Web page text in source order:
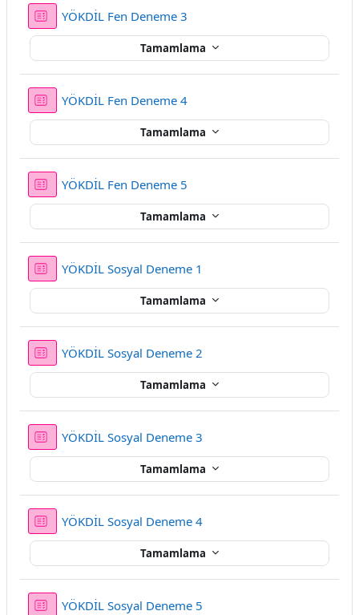
YÖKDİL Fen Deneme 3
Tamamlama
YÖKDİL Fen Deneme 4Sınav
Tamamlama
YÖKDİL Fen Deneme 5
Tamamlama
YÖKDİL Sosyal Deneme 1
Tamamlama
YÖKDİL Sosyal Deneme 2
Tamamlama
YÖKDİL Sosyal Deneme 3
Tamamlama
YÖKDİL Sosyal Deneme 4Sınav
Tamamlama
YÖKDİL Sosyal Deneme 5